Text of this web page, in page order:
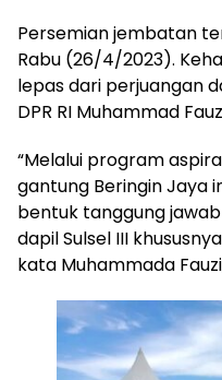
Persemian jembatan
Rabu (26/4/2023).
lepas dari perjuangan
DPR RI Muhammad
“Melalui program
gantung Beringin Jaya
bentuk tanggung
dapil Sulsel III
kata Muhammada